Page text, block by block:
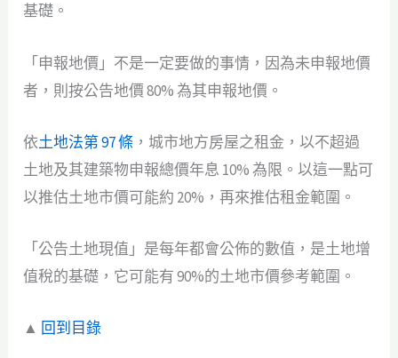
基礎。
「申報地價」不是一定要做的事情，因為未申報地價
者，則按公告地價 80% 為其申報地價。
依土地法第 97 條 ，城市地方房屋之租金，以不超過
土地及其建築物申報總價年息 10% 為限。以這一點可
以推估土地市價可能約 20%，再來推估租金範圍。
「公告土地現值」是每年都會公佈的數值，是土地增
值稅的基礎，它可能有 90%的土地市價參考範圍。
▲ 回到目錄